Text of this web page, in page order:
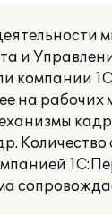
и
компании
на рабочих